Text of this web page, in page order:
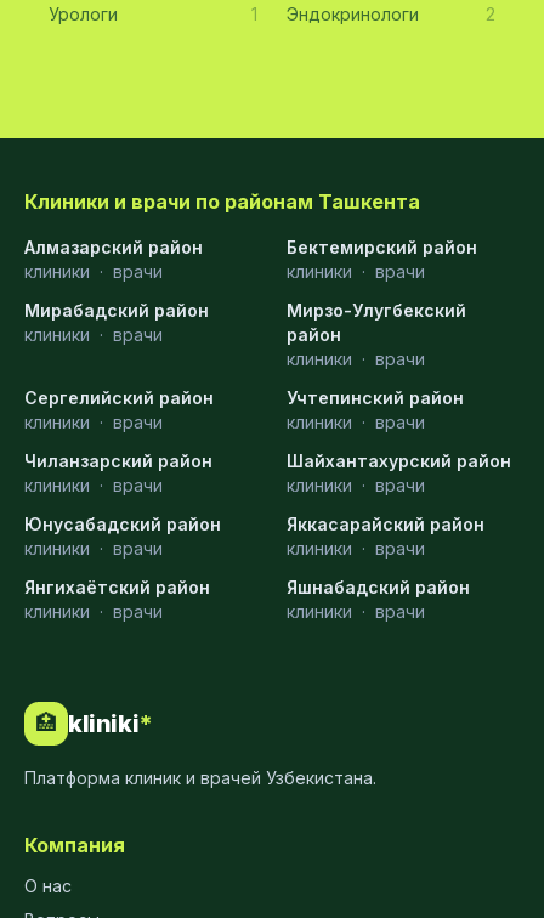
Урологи 1 Эндокринологи 2
Клиники и врачи по районам Ташкента
Алмазарский район
клиники · врачи
Бектемирский район
клиники · врачи
Мирабадский район
клиники · врачи
Мирзо-Улугбекский
район
клиники · врачи
Сергелийский район
клиники · врачи
Учтепинский район
клиники · врачи
Чиланзарский район
клиники · врачи
Шайхантахурский район
клиники · врачи
Юнусабадский район
клиники · врачи
Яккасарайский район
клиники · врачи
Янгихаётский район
клиники · врачи
Яшнабадский район
клиники · врачи
🏥 kliniki*
Платформа клиник и врачей Узбекистана.
Компания
О нас